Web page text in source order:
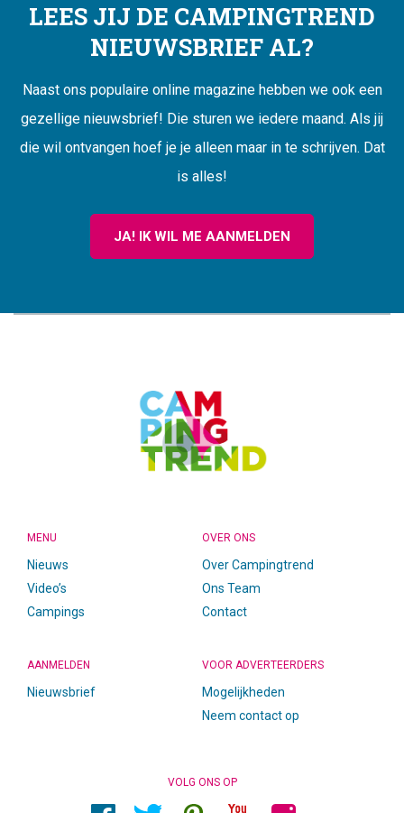
LEES JIJ DE CAMPINGTREND
NIEUWSBRIEF AL?
Naast ons populaire online magazine hebben we ook een
gezellige nieuwsbrief! Die sturen we iedere maand. Als jij
die wil ontvangen hoef je je alleen maar in te schrijven. Dat
is alles!
JA! IK WIL ME AANMELDEN
MENU
Nieuws
Video’s
Campings
OVER ONS
Over Campingtrend
Ons Team
Contact
AANMELDEN
Nieuwsbrief
VOOR ADVERTEERDERS
Mogelijkheden
Neem contact op
VOLG ONS OP